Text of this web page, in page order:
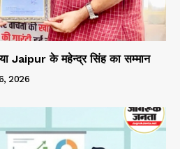
Jaipur के महेन्द्र सिंह का सम्मान
2026